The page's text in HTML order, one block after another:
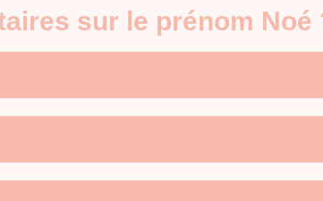
sur le prénom Noé